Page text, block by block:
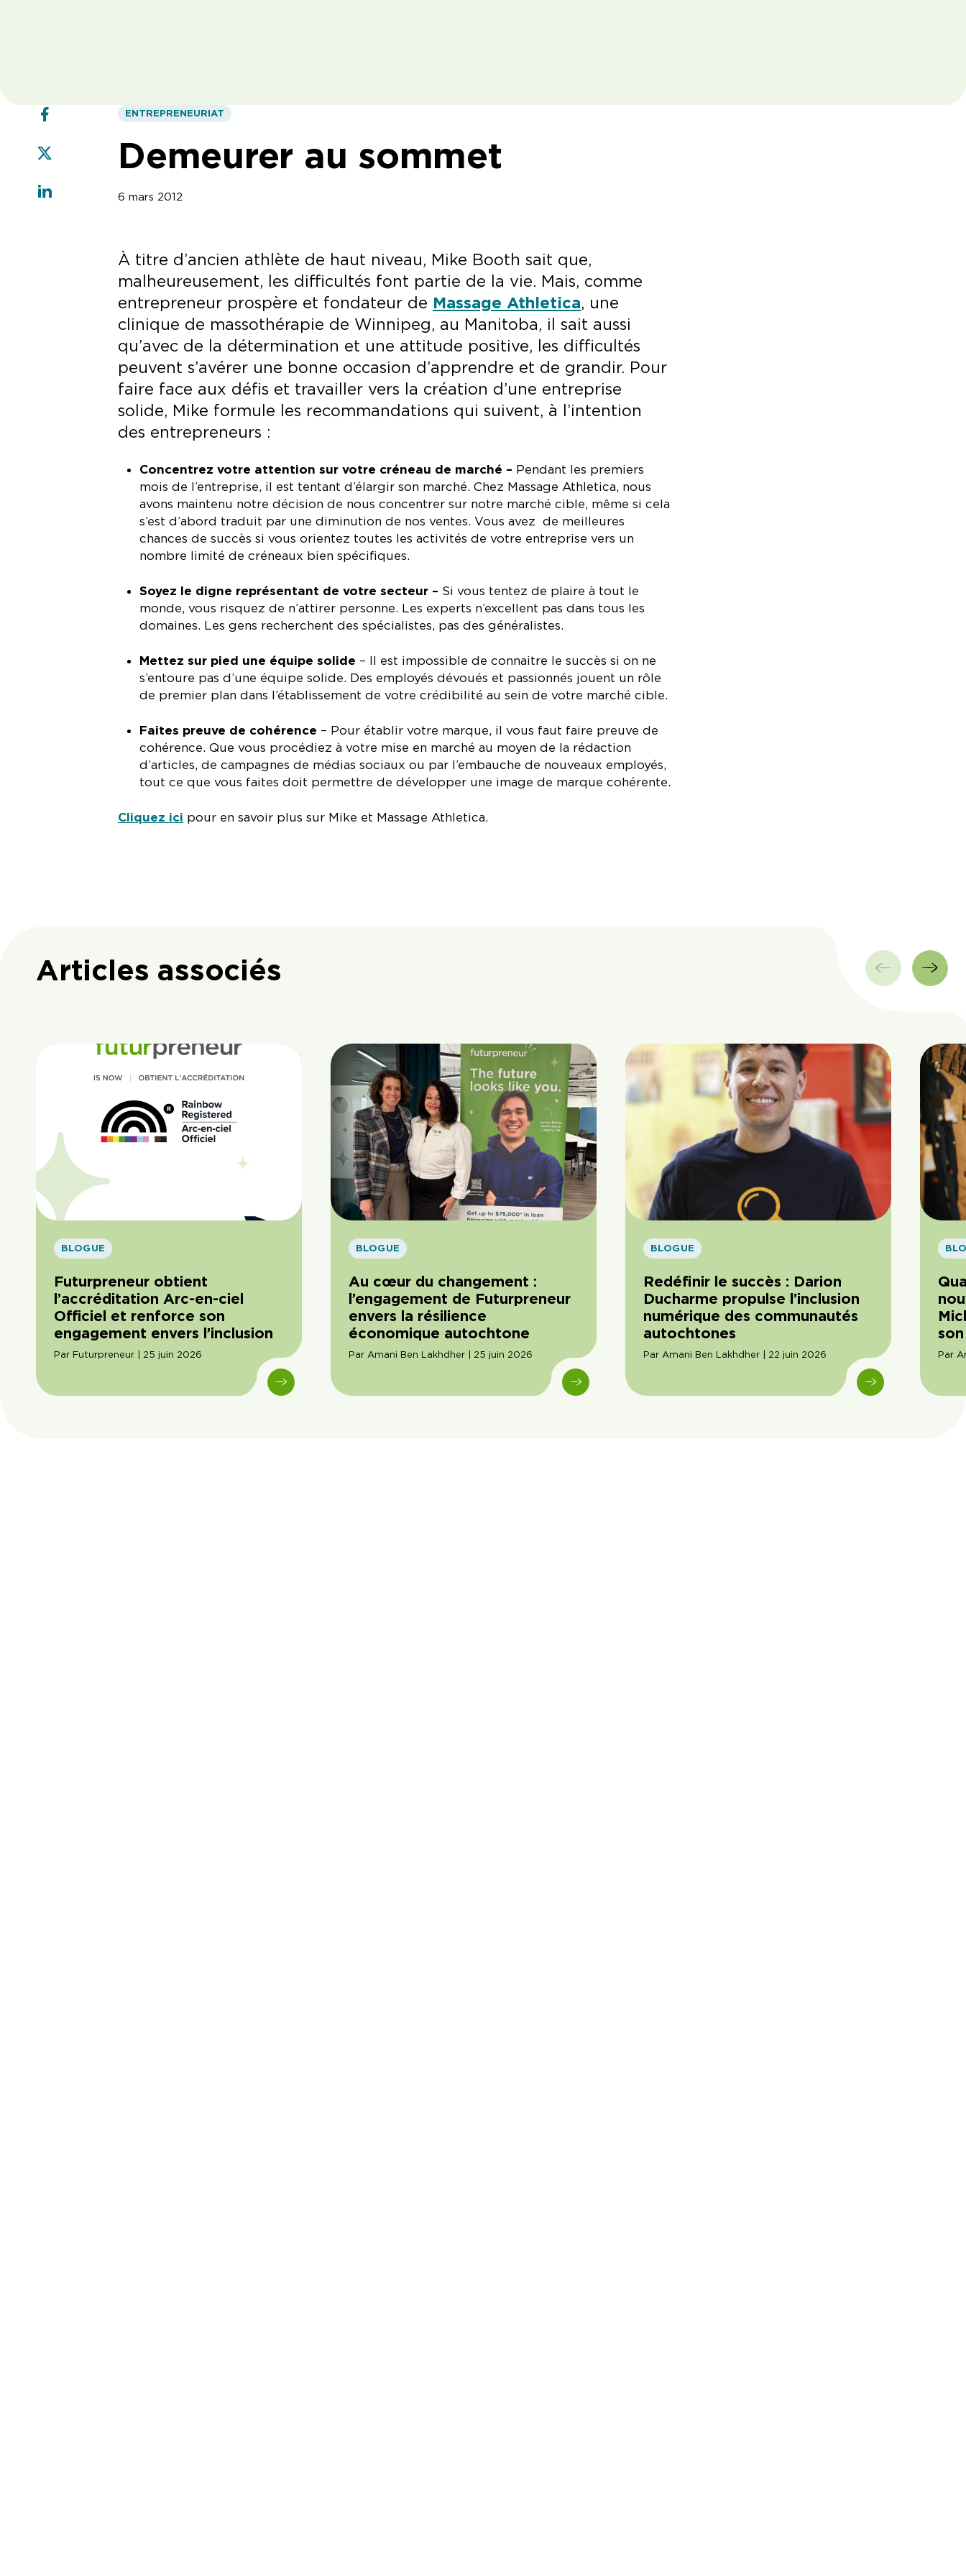
ENTREPRENEURIAT
Demeurer au sommet
6 mars 2012
À titre d’ancien athlète de haut niveau, Mike Booth sait que,
malheureusement, les difficultés font partie de la vie. Mais, comme
entrepreneur prospère et fondateur de Massage Athletica, une
clinique de massothérapie de Winnipeg, au Manitoba, il sait aussi
qu’avec de la détermination et une attitude positive, les difficultés
peuvent s’avérer une bonne occasion d’apprendre et de grandir. Pour
faire face aux défis et travailler vers la création d’une entreprise
solide, Mike formule les recommandations qui suivent, à l’intention
des entrepreneurs :
Concentrez votre attention sur votre créneau de marché – Pendant les premiers
mois de l’entreprise, il est tentant d’élargir son marché. Chez Massage Athletica, nous
avons maintenu notre décision de nous concentrer sur notre marché cible, même si cela
s’est d’abord traduit par une diminution de nos ventes. Vous avez de meilleures
chances de succès si vous orientez toutes les activités de votre entreprise vers un
nombre limité de créneaux bien spécifiques.
Soyez le digne représentant de votre secteur – Si vous tentez de plaire à tout le
monde, vous risquez de n’attirer personne. Les experts n’excellent pas dans tous les
domaines. Les gens recherchent des spécialistes, pas des généralistes.
Mettez sur pied une équipe solide – Il est impossible de connaitre le succès si on ne
s’entoure pas d’une équipe solide. Des employés dévoués et passionnés jouent un rôle
de premier plan dans l’établissement de votre crédibilité au sein de votre marché cible.
Faites preuve de cohérence – Pour établir votre marque, il vous faut faire preuve de
cohérence. Que vous procédiez à votre mise en marché au moyen de la rédaction
d’articles, de campagnes de médias sociaux ou par l’embauche de nouveaux employés,
tout ce que vous faites doit permettre de développer une image de marque cohérente.
Cliquez ici pour en savoir plus sur Mike et Massage Athletica.
Articles associés
BLOGUE
Futurpreneur obtient
l’accréditation Arc-en-ciel
Officiel et renforce son
engagement envers l’inclusion
Par Futurpreneur | 25 juin 2026
BLOGUE
Au cœur du changement :
l’engagement de Futurpreneur
envers la résilience
économique autochtone
Par Amani Ben Lakhdher | 25 juin 2026
BLOGUE
Redéfinir le succès : Darion
Ducharme propulse l’inclusion
numérique des communautés
autochtones
Par Amani Ben Lakhdher | 22 juin 2026 Par